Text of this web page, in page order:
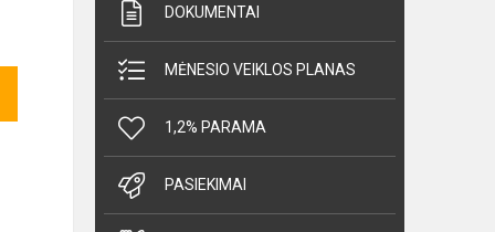
DOKUMENTAI
MĖNESIO VEIKLOS PLANAS
1,2% PARAMA
PASIEKIMAI